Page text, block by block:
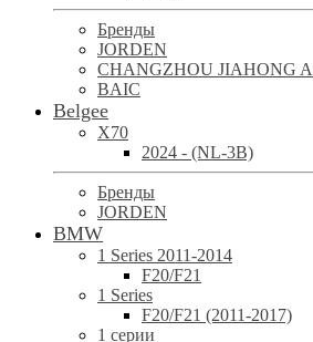
Бренды
JORDEN
CHANGZHOU JIAHONG
BAIC
Belgee
X70
2024 - (NL-3B)
Бренды
JORDEN
BMW
1 Series 2011-2014
F20/F21
1 Series
F20/F21 (2011-2017)
1 серии